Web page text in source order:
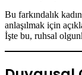
Bu farkındalık
anlaşılmak için
İşte bu, ruhsal